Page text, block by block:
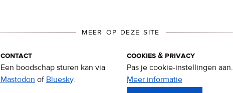
MEER OP DEZE SITE
contact
Een boodschap sturen kan via
Mastodon ofBluesky.
cookies & privacy
Pas je cookie-instellingen aan.
Meer informatie